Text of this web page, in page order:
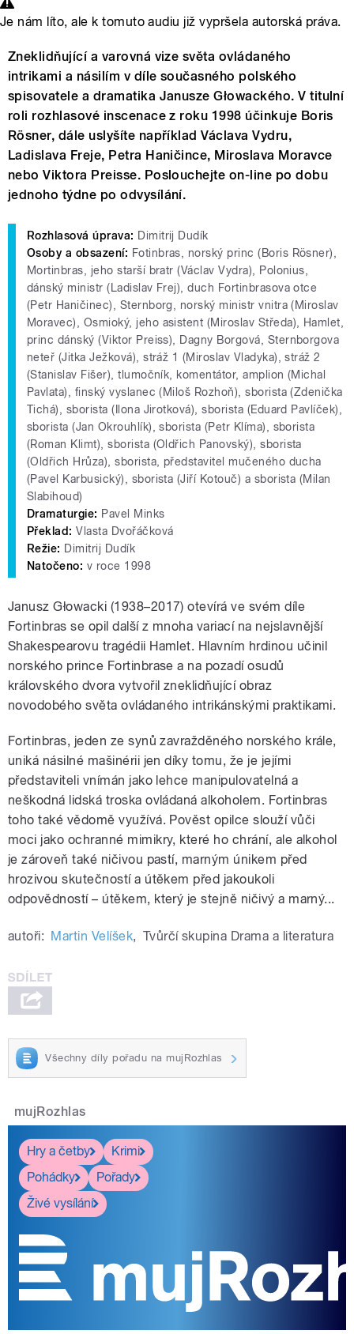
Je nám líto, ale k tomuto audiu již vypršela autorská práva.
Zneklidňující a varovná vize světa ovládaného
intrikami a násilím v díle současného polského
spisovatele a dramatika Janusze Głowackého. V titulní
roli rozhlasové inscenace z roku 1998 účinkuje Boris
Rösner, dále uslyšíte například Václava Vydru,
Ladislava Freje, Petra Haničince, Miroslava Moravce
nebo Viktora Preisse. Poslouchejte on-line po dobu
jednoho týdne po odvysílání.
Rozhlasová úprava: Dimitrij Dudík
Osoby a obsazení: Fotinbras, norský princ (Boris Rösner),
Mortinbras, jeho starší bratr (Václav Vydra), Polonius,
dánský ministr (Ladislav Frej), duch Fortinbrasova otce
(Petr Haničinec), Sternborg, norský ministr vnitra (Miroslav
Moravec), Osmioký, jeho asistent (Miroslav Středa), Hamlet,
princ dánský (Viktor Preiss), Dagny Borgová, Sternborgova
neteř (Jitka Ježková), stráž 1 (Miroslav Vladyka), stráž 2
(Stanislav Fišer), tlumočník, komentátor, amplion (Michal
Pavlata), finský vyslanec (Miloš Rozhoň), sborista (Zdenička
Tichá), sborista (Ilona Jirotková), sborista (Eduard Pavlíček),
sborista (Jan Okrouhlík), sborista (Petr Klíma), sborista
(Roman Klimt), sborista (Oldřich Panovský), sborista
(Oldřich Hrůza), sborista, představitel mučeného ducha
(Pavel Karbusický), sborista (Jiří Kotouč) a sborista (Milan
Slabihoud)
Dramaturgie: Pavel Minks
Překlad: Vlasta Dvořáčková
Režie: Dimitrij Dudík
Natočeno: v roce 1998
Janusz Głowacki (1938–2017)otevírá ve svém díle
Fortinbras se opil další z mnoha variací na nejslavnější
Shakespearovu tragédii Hamlet. Hlavním hrdinou učinil
norského prince Fortinbrase a na pozadí osudů
královského dvora vytvořil zneklidňující obraz
novodobého světa ovládaného intrikánskými praktikami.
Fortinbras, jeden ze synů zavražděného norského krále,
uniká násilné mašinérii jen díky tomu, že je jejími
představiteli vnímán jako lehce manipulovatelná a
neškodná lidská troska ovládaná alkoholem. Fortinbras
toho také vědomě využívá. Pověst opilce slouží vůči
moci jako ochranné mimikry, které ho chrání, ale alkohol
je zároveň také ničivou pastí, marným únikem před
hrozivou skutečností a útěkem před jakoukoli
odpovědností – útěkem, který je stejně ničivý a marný...
autoři: Martin Velíšek, Tvůrčí skupina Drama a literatura
Všechny díly pořadu na mujRozhlas
mujRozhlas
Hry a četby
Krimi
Pohádky
Pořady
Živé vysílání